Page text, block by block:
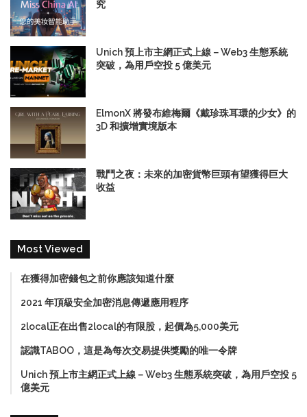
究
Unich 預上市主網正式上線－Web3 生態系統
突破，為用戶空投 5 億美元
ElmonX 將發布維梅爾《戴珍珠耳環的少女》的
3D 和擴增實境版本
戰鬥之夜：未來的加密貨幣巨頭有望獲得巨大
收益
Most Viewed
在獲得加密錢包之前你應該知道什麼
2021 年頂級安全加密消息傳遞應用程序
2local正在出售2local的有限股，起價為5,000美元
認識TABOO，這是為每次交易提供獎勵的唯一令牌
Unich 預上市主網正式上線－Web3 生態系統突破，為用戶空投 5
億美元